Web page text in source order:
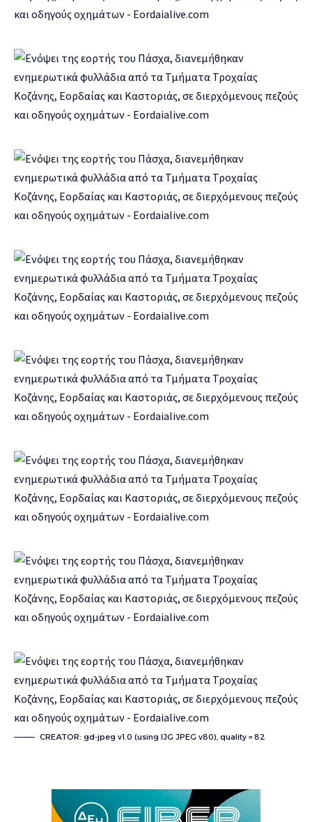
CREATOR: gd-jpeg v1.0 (using IJG JPEG v80), quality = 82